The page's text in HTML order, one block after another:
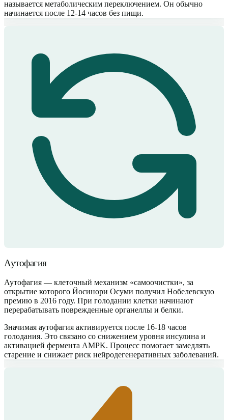
называется метаболическим переключением. Он обычно
начинается после 12-14 часов без пищи.
Аутофагия
Аутофагия — клеточный механизм «самоочистки», за
открытие которого Йосинори Осуми получил Нобелевскую
премию в 2016 году. При голодании клетки начинают
перерабатывать поврежденные органеллы и белки.
Значимая аутофагия активируется после 16-18 часов
голодания. Это связано со снижением уровня инсулина и
активацией фермента AMPK. Процесс помогает замедлять
старение и снижает риск нейродегенеративных заболеваний.